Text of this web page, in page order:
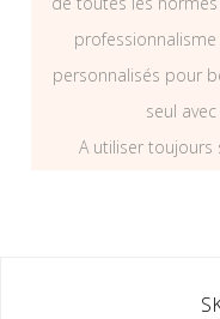
personnalisés pour
seul
A utiliser toujours